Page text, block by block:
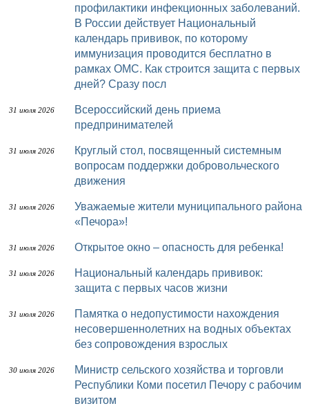
профилактики инфекционных заболеваний.
В России действует Национальный
календарь прививок, по которому
иммунизация проводится бесплатно в
рамках ОМС. Как строится защита с первых
дней? Сразу посл
31 июля 2026
Всероссийский день приема
предпринимателей
31 июля 2026
Круглый стол, посвященный системным
вопросам поддержки добровольческого
движения
31 июля 2026
Уважаемые жители муниципального района
«Печора»!
31 июля 2026 Открытое окно – опасность для ребенка!
31 июля 2026
Национальный календарь прививок:
защита с первых часов жизни
31 июля 2026
Памятка о недопустимости нахождения
несовершеннолетних на водных объектах
без сопровождения взрослых
30 июля 2026
Министр сельского хозяйства и торговли
Республики Коми посетил Печору с рабочим
визитом